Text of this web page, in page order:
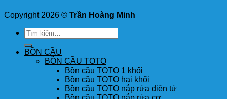
Copyright 2026 © Trần Hoàng Minh
Tìm
kiếm:
BỒN CẦU
BỒN CẦU TOTO
Bồn cầu TOTO 1 khối
Bồn cầu TOTO hai khối
Bồn cầu TOTO nắp rửa điện tử